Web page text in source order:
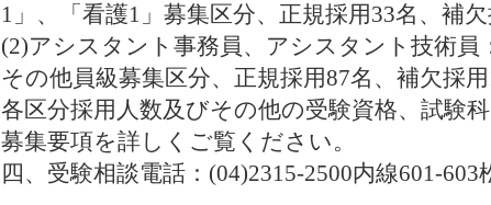
1 」、「看護1 」 募集区分、正規採用33名、補欠
(2)アシスタント事務員、アシスタント技術員
その他員級募集区分、正規採用87名、補欠採用
各区分採用人数及びその他の受験資格、試験科
募集要項を詳しくご覧ください。
四、 受験相談電話： (04)2315-2500内線601-603